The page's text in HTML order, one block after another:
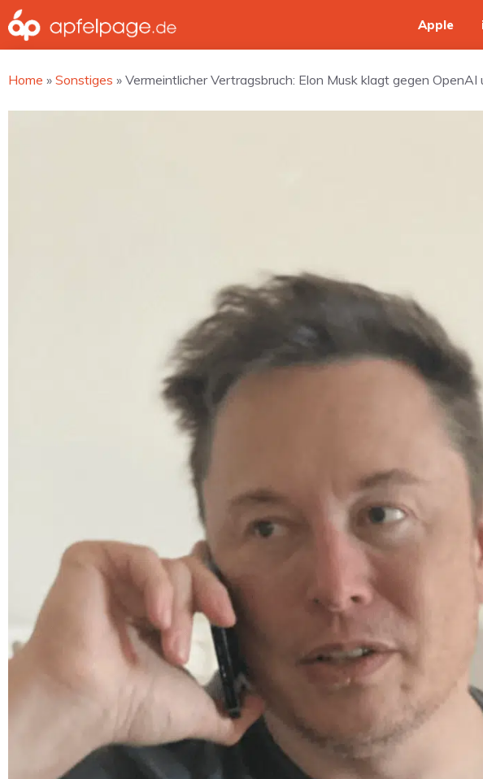
Zum
Inhalt
springen
Apple
Home » Sonstiges » Vermeintlicher Vertragsbruch: Elon Musk klagt gegen